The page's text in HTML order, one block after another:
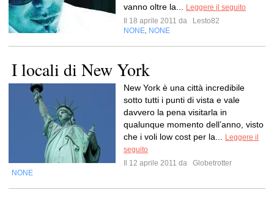
vanno oltre la...
Leggere il seguito
Il 18 aprile 2011 da
Lesto82
NONE NONE
I locali di New York
New York è una città incredibile
sotto tutti i punti di vista e vale
davvero la pena visitarla in
qualunque momento dell’anno, visto
che i voli low cost per la...
Leggere il
seguito
Il 12 aprile 2011 da
Globetrotter
NONE